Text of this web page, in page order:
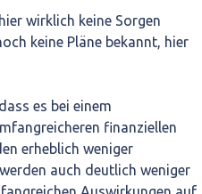
wirklich keine Sorgen
keine Pläne bekannt, hier
es bei einem
finanziellen
erheblich weniger
auch deutlich weniger